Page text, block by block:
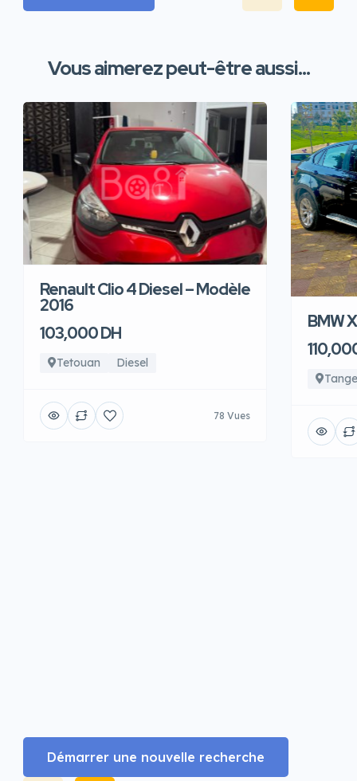
Vous aimerez peut-être aussi...
Renault Clio 4 Diesel – Modèle
2016
103,000 DH
Tetouan Diesel
78 Vues
BMW
Démarrer une nouvelle recherche